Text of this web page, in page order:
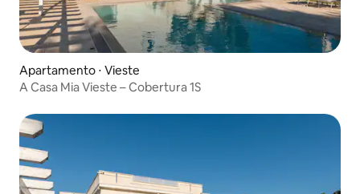
Apartamento ⋅ Vieste
A Casa Mia Vieste – Cobertura 1S